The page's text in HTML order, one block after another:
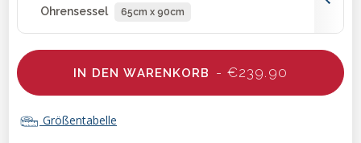
Ohrensessel 65cm x 90cm
IN DEN WARENKORB - €239.90
Größentabelle